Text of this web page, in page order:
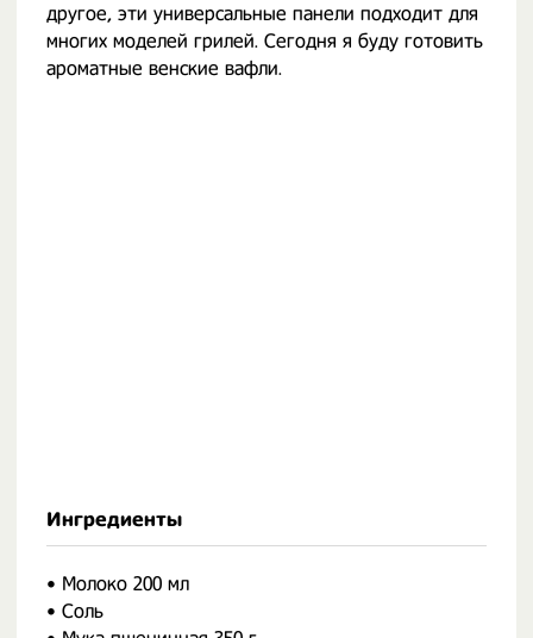
другое, эти универсальные панели подходит для
многих моделей грилей. Сегодня я буду готовить
ароматные венские вафли.
Ингредиенты
• Молоко 200 мл
• Соль